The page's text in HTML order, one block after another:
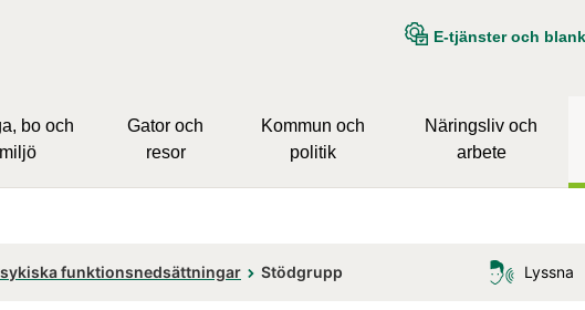
E-tjänster och
bo och
miljö
Gator och
resor
Kommun och
politik
Näringsliv och
arbete
funktionsnedsättningar Stödgrupp Lyssna